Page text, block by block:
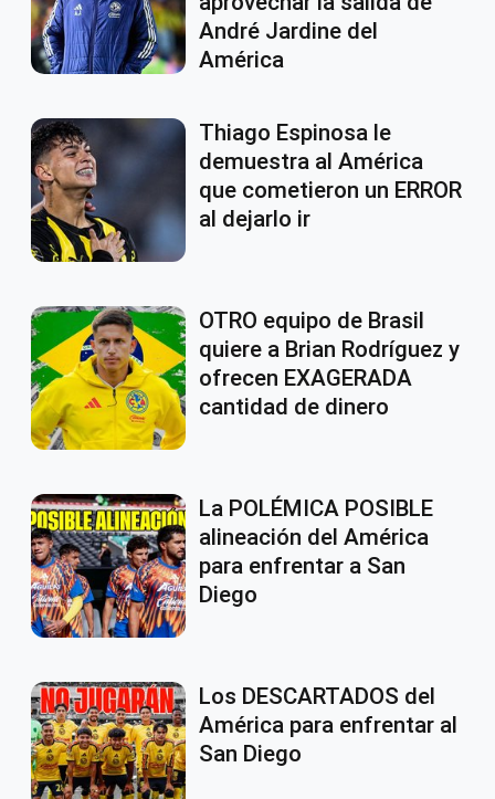
André Jardine del
América
Thiago Espinosa le
demuestra al América
que cometieron un ERROR
al dejarlo ir
OTRO equipo de Brasil
quiere a Brian Rodríguez y
ofrecen EXAGERADA
cantidad de dinero
La POLÉMICA POSIBLE
alineación del América
para enfrentar a San
Diego
Los DESCARTADOS del
América para enfrentar al
San Diego